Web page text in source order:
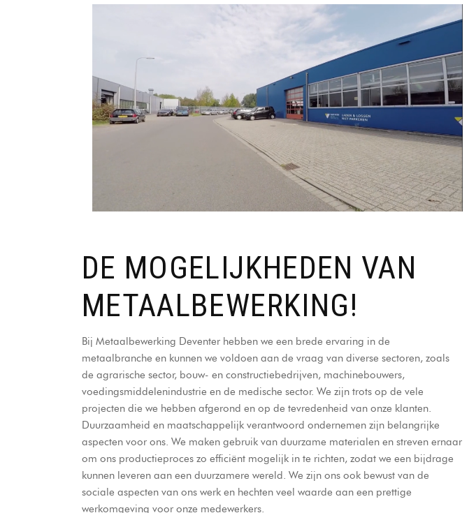
DE MOGELIJKHEDEN VAN
METAALBEWERKING!
Bij Metaalbewerking Deventer hebben we een brede ervaring in de
metaalbranche en kunnen we voldoen aan de vraag van diverse sectoren, zoals
de agrarische sector, bouw- en constructiebedrijven, machinebouwers,
voedingsmiddelenindustrie en de medische sector. We zijn trots op de vele
projecten die we hebben afgerond en op de tevredenheid van onze klanten.
Duurzaamheid en maatschappelijk verantwoord ondernemen zijn belangrijke
aspecten voor ons. We maken gebruik van duurzame materialen en streven ernaar
om ons productieproces zo efficiënt mogelijk in te richten, zodat we een bijdrage
kunnen leveren aan een duurzamere wereld. We zijn ons ook bewust van de
sociale aspecten van ons werk en hechten veel waarde aan een prettige
werkomgeving voor onze medewerkers.